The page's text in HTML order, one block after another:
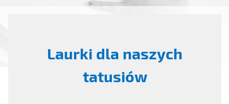
Laurki dla naszych
tatusiów